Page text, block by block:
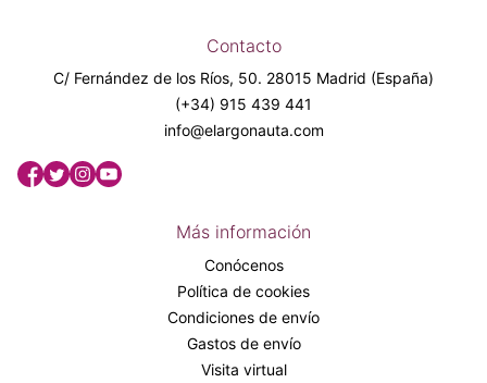
Contacto
C/ Fernández de los Ríos, 50. 28015 Madrid (España)
(+34) 915 439 441
info@elargonauta.com
Más información
Conócenos
Política de cookies
Condiciones de envío
Gastos de envío
Visita virtual